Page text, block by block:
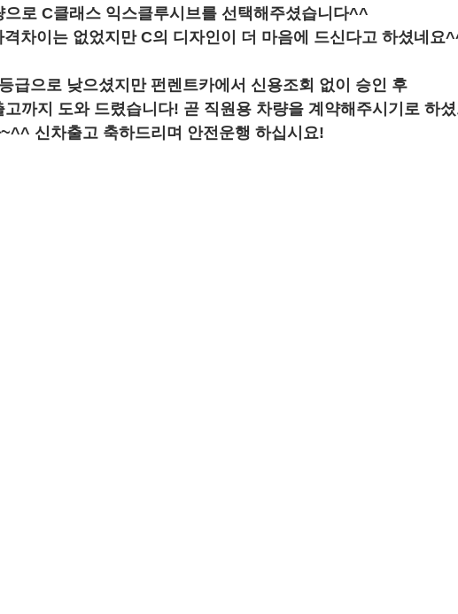
으로 C클래스 익스클루시브를 선택해주셨습니다^^
차이는 없었지만 C의 디자인이 더 마음에 드신다고 하셨네요
급으로 낮으셨지만 펀렌트카에서 신용조회 없이 승인 후
까지 도와 드렸습니다! 곧 직원용 차량을 계약해주시기로 하셨
신차출고 축하드리며 안전운행 하십시요!